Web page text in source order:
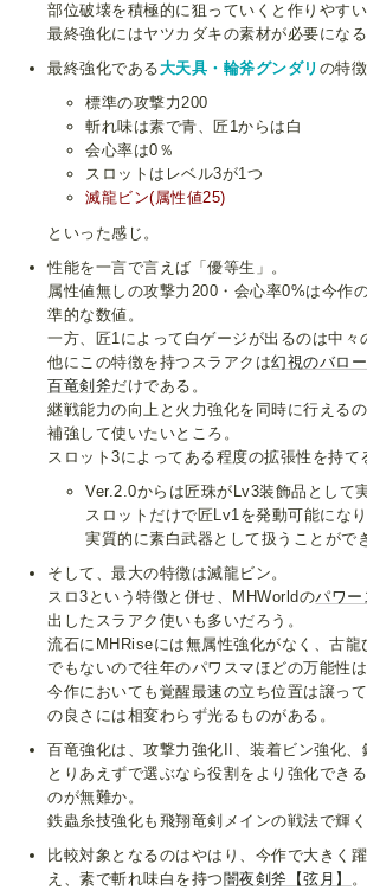
部位破壊を積極的に狙っていくと作りやすい
最終強化にはヤツカダキの素材が必要になる
最終強化である大天具・輪斧グンダリ の特
標準の攻撃力200
斬れ味は素で青、匠1からは白
会心率は0％
スロットはレベル3が1つ
滅龍ビン(属性値25)
といった感じ。
性能を一言で言えば「優等生」。
属性値無しの攻撃力200・会心率0%は今作
準的な数値。
一方、匠1によって白ゲージが出るのは中々
他にこの特徴を持つスラアクは幻視のバロ
百竜剣斧だけである。
継戦能力の向上と火力強化を同時に行える
補強して使いたいところ。
スロット3によってある程度の拡張性を持て
Ver.2.0からは匠珠がLv3装飾品として
スロットだけで匠Lv1を発動可能になり
実質的に素白武器として扱うことがで
そして、最大の特徴は滅龍ビン。
スロ3という特徴と併せ、MHWorldのパワー
出したスラアク使いも多いだろう。
流石にMHRiseには無属性強化がなく、古龍
でもないので往年のパワスマほどの万能性は
今作においても覚醒最速の立ち位置は譲っ
の良さには相変わらず光るものがある。
百竜強化は、攻撃力強化II、装着ビン強化、
とりあえずで選ぶなら役割をより強化でき
のが無難か。
鉄蟲糸技強化も飛翔竜剣メインの戦法で輝く
比較対象となるのはやはり、今作で大きく
え、素で斬れ味白を持つ 闇夜剣斧【弦月】 。